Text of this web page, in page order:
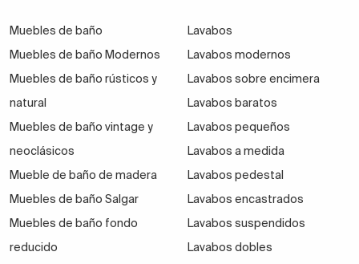
Muebles de baño
Muebles de baño Modernos
Muebles de baño rústicos y
natural
Muebles de baño vintage y
neoclásicos
Mueble de baño de madera
Muebles de baño Salgar
Muebles de baño fondo
reducido
Lavabos
Lavabos modernos
Lavabos sobre encimera
Lavabos baratos
Lavabos pequeños
Lavabos a medida
Lavabos pedestal
Lavabos encastrados
Lavabos suspendidos
Lavabos dobles